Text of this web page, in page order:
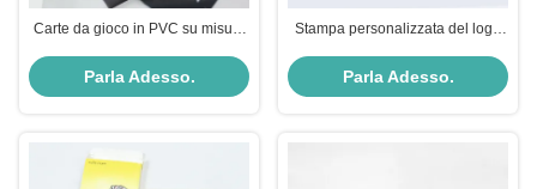
Carte da gioco in PVC su misura
lisce Negro fresco Creativo
durevole
Parla Adesso.
Stampa personalizzata del logo
spettacolo classiche durevoli con
scatola di latta
Parla Adesso.